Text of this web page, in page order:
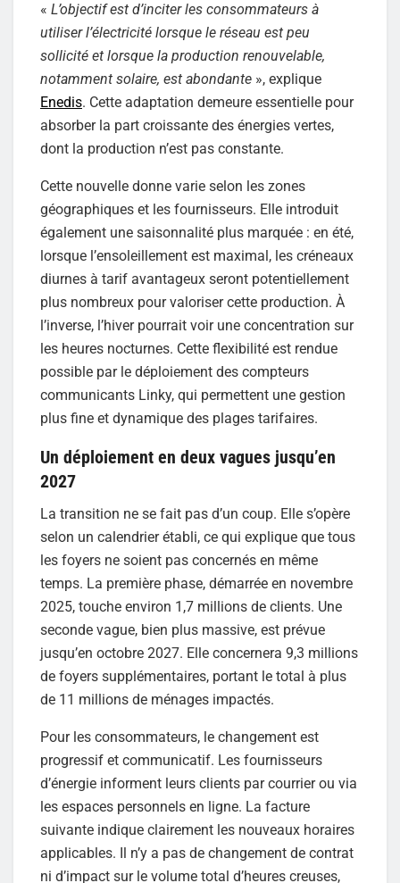
« L’objectif est d’inciter les consommateurs à
utiliser l’électricité lorsque le réseau est peu
sollicité et lorsque la production renouvelable,
notamment solaire, est abondante », explique
Enedis. Cette adaptation demeure essentielle pour
absorber la part croissante des énergies vertes,
dont la production n’est pas constante.
Cette nouvelle donne varie selon les zones
géographiques et les fournisseurs. Elle introduit
également une saisonnalité plus marquée : en été,
lorsque l’ensoleillement est maximal, les créneaux
diurnes à tarif avantageux seront potentiellement
plus nombreux pour valoriser cette production. À
l’inverse, l’hiver pourrait voir une concentration sur
les heures nocturnes. Cette flexibilité est rendue
possible par le déploiement des compteurs
communicants Linky, qui permettent une gestion
plus fine et dynamique des plages tarifaires.
Un déploiement en deux vagues jusqu’en
2027
La transition ne se fait pas d’un coup. Elle s’opère
selon un calendrier établi, ce qui explique que tous
les foyers ne soient pas concernés en même
temps. La première phase, démarrée en novembre
2025, touche environ 1,7 millions de clients. Une
seconde vague, bien plus massive, est prévue
jusqu’en octobre 2027. Elle concernera 9,3 millions
de foyers supplémentaires, portant le total à plus
de 11 millions de ménages impactés.
Pour les consommateurs, le changement est
progressif et communicatif. Les fournisseurs
d’énergie informent leurs clients par courrier ou via
les espaces personnels en ligne. La facture
suivante indique clairement les nouveaux horaires
applicables. Il n’y a pas de changement de contrat
ni d’impact sur le volume total d’heures creuses,